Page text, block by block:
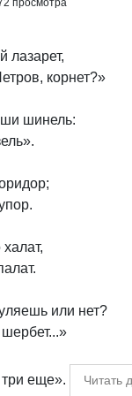
просмотра
лазарет,
корнет?»
шинель:
или нет?
еще». Читать